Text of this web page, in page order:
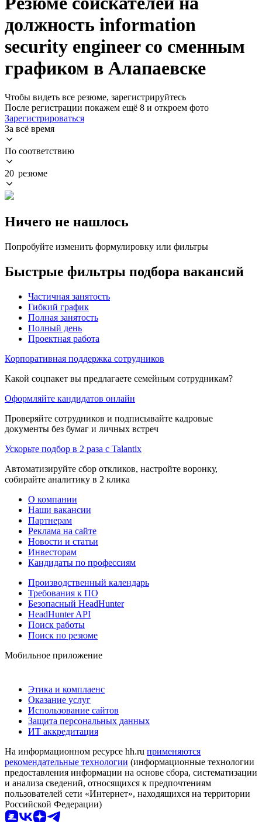
должность information
security engineer со сменным
графиком в Алапаевске
Чтобы видеть все резюме, зарегистрируйтесь
После регистрации покажем ещё 8 и откроем фото
Зарегистрироваться
За всё время
По соответствию
20 резюме
Ничего не нашлось
Попробуйте изменить формулировку или фильтры
Быстрые фильтры подбора вакансий
Частичная занятость
Гибкий график
Полная занятость
Полный день
Проектная работа
Корпоративная поддержка сотрудников
Какой соцпакет вы предлагаете семейным сотрудникам?
Оформляйте кандидатов онлайн
Проверяйте сотрудников и подписывайте кадровые
документы без бумаг и личных встреч
Ускорьте подбор в 2 раза с Talantix
Автоматизируйте сбор откликов, настройте воронку,
собирайте аналитику в 2 клика
О компании
Наши вакансии
Партнерам
Реклама на сайте
Новости и статьи
Инвесторам
Кандидаты по профессиям
Производственный календарь
Требования к ПО
Безопасный HeadHunter
HeadHunter API
Поиск работы
Поиск по резюме
Мобильное приложение
Этика и комплаенс
Оказание услуг
Использование сайтов
Защита персональных данных
ИТ аккредитация
На информационном ресурсе hh.ru применяются
рекомендательные технологии (информационные технологии
предоставления информации на основе сбора, систематизации
и анализа сведений, относящихся к предпочтениям
пользователей сети «Интернет», находящихся на территории
Российской Федерации)